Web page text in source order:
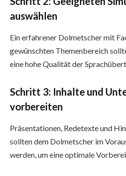
auswählen
Ein erfahrener Dolmetscher mit
gewünschten Themenbereich
eine hohe Qualität der
Schritt 3: Inhalte und
vorbereiten
Präsentationen, Redetexte und
sollten dem Dolmetscher im
werden, um eine optimale